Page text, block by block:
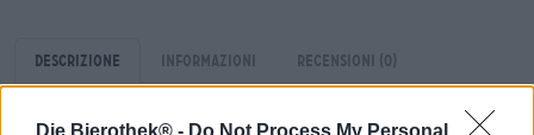
Die Bierothek® - Do Not Process My Personal
Descrizione Informazioni Recensioni (0)